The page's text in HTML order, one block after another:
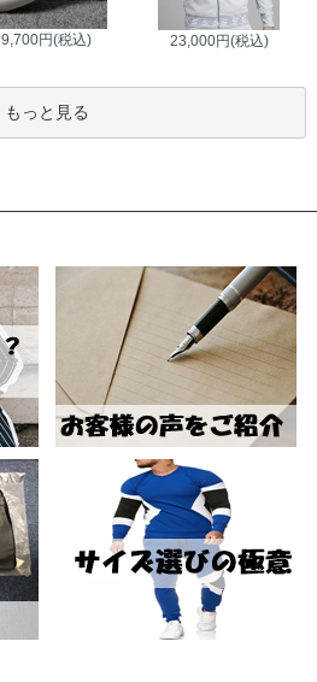
9,700円(税込) 23,000円(税込)
もっと見る